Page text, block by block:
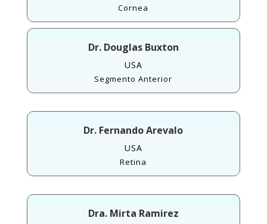
Cornea
Dr. Douglas Buxton
USA
Segmento Anterior
Dr. Fernando Arevalo
USA
Retina
Dra. Mirta Ramirez